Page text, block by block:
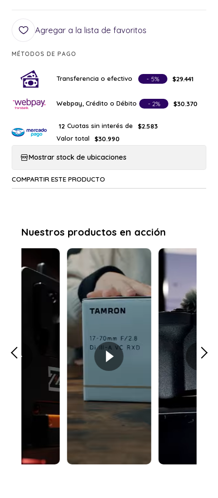
Agregar a la lista de favoritos
MÉTODOS DE PAGO
Transferencia o efectivo - 5% $29.441
Webpay, Crédito o Débito - 2% $30.370
12 Cuotas sin interés de
$2.583
Valor total
$30.990
Mostrar stock de ubicaciones
COMPARTIR ESTE PRODUCTO